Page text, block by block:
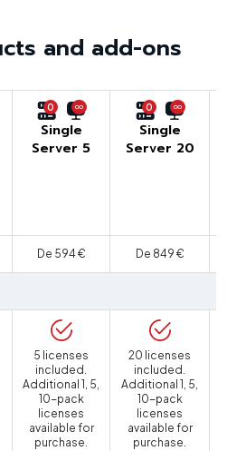
and add-ons
0
Single
Server 5
0
Single
Server 20
De 594 € De 849 €
5 licenses
included.
Additional 1, 5,
10-pack
licenses
available for
purchase.
20 licenses
included.
Additional 1, 5,
10-pack
licenses
available for
purchase.